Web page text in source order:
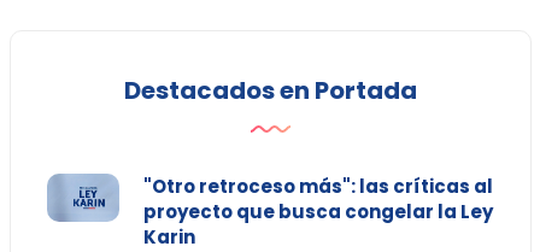
Destacados en Portada
"Otro retroceso más": las críticas al
proyecto que busca congelar la Ley
Karin